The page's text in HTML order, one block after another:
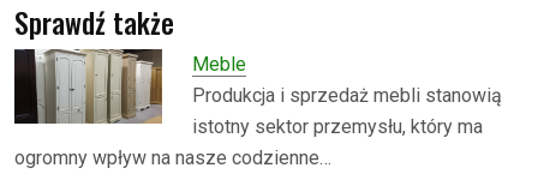
Sprawdź także
Meble
Produkcja i sprzedaż mebli stanowią
istotny sektor przemysłu, który ma
ogromny wpływ na nasze codzienne…